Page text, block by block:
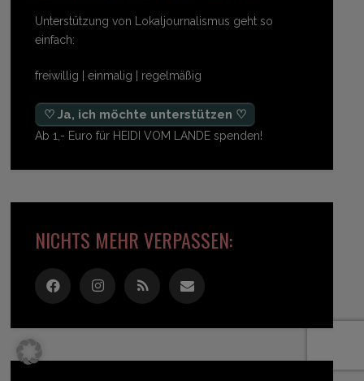
Unterstützung von Lokaljournalismus geht so
einfach:
freiwillig | einmalig | regelmäßig
♡ Ja, ich möchte unterstützen ♡
Ab 1,- Euro für HEIDI VOM LANDE spenden!
NICHTS MEHR VERPASSEN: